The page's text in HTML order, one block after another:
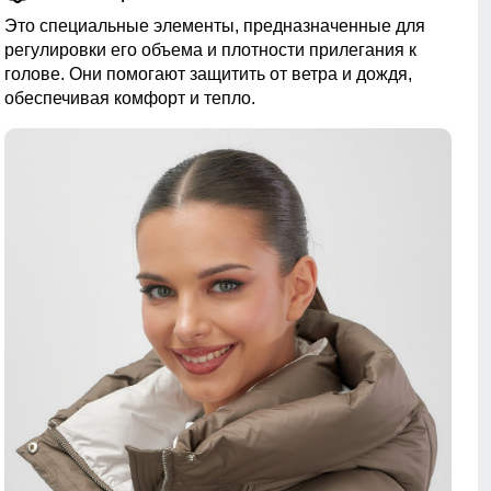
Это специальные элементы, предназначенные для
регулировки его объема и плотности прилегания к
голове. Они помогают защитить от ветра и дождя,
обеспечивая комфорт и тепло.